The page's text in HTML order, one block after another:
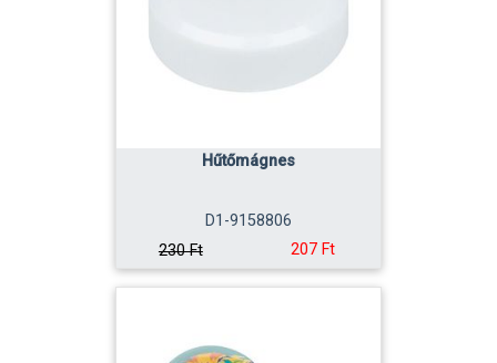
Hűtőmágnes
D1-9158806
230 Ft
207 Ft